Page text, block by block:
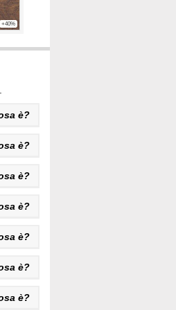
+40%
è?
è?
è?
è?
è?
è?
è?